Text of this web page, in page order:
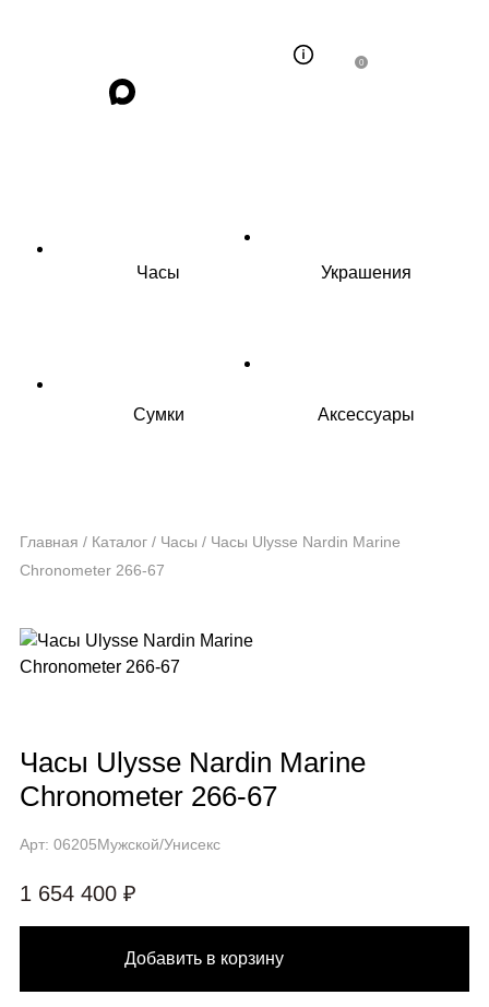
0
Часы Украшения
Сумки Аксессуары
Главная / Каталог / Часы / Часы Ulysse Nardin Marine
Chronometer 266-67
Часы Ulysse Nardin Marine
Chronometer 266-67
Арт: 06205Мужской/Унисекс
1 654 400 ₽
Добавить в корзину